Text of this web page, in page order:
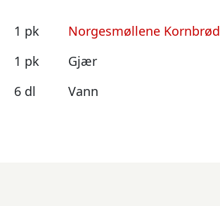
1 pk
Norgesmøllene Kornbrød
1 pk
Gjær
6 dl
Vann